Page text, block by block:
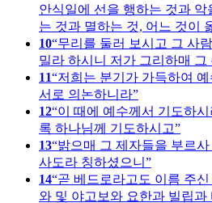
안식일에 선을 행하는 것과
는 것과 멸하는 것, 어느 것이
10 무리를 둘러 보시고 그 사
밀라 하시니 저가 그리하매 그
11 저희는 분기가 가득하여
서로 의논하니라
12 이 때에 예수께서 기도하
록 하나님께 기도하시고
13 밝으매 그 제자들을 부르
사도라 칭하셨으니
14 곧 베드로라고도 이름 주
와 및 야고보와 요한과 빌립과